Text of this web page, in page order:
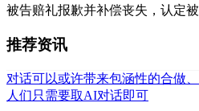
被告赔礼报歉并补偿丧失，认定
推荐资讯
对话可以或许带来包涵性的合做
人们只需要取AI对话即可